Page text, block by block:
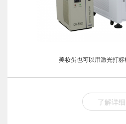
美妆蛋也可以用激光打标
了解详细